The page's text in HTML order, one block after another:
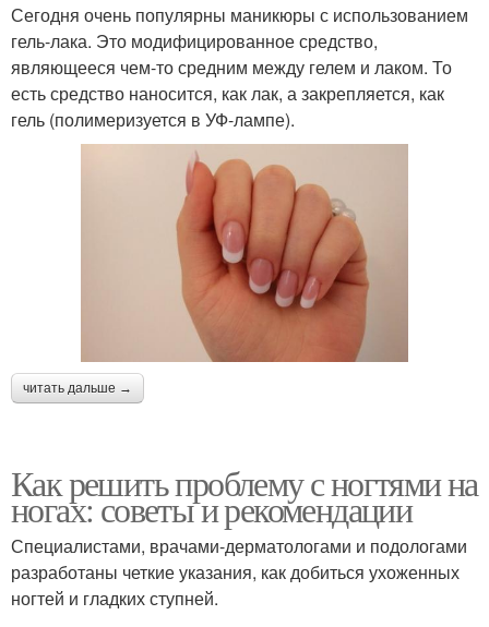
Сегодня очень популярны маникюры с использованием
гель-лака. Это модифицированное средство,
являющееся чем-то средним между гелем и лаком. То
есть средство наносится, как лак, а закрепляется, как
гель (полимеризуется в УФ-лампе).
читать дальше →
Как решить проблему с ногтями на
ногах: советы и рекомендации
Специалистами, врачами-дерматологами и подологами
разработаны четкие указания, как добиться ухоженных
ногтей и гладких ступней.